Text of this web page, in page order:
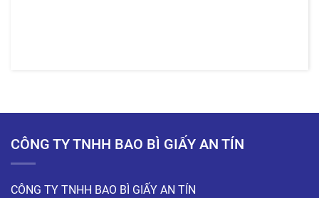
CÔNG TY TNHH BAO BÌ GIẤY AN TÍN
CÔNG TY TNHH BAO BÌ GIẤY AN TÍN